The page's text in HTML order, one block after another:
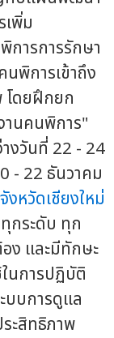
พิ่ม
การการรักษา
พิการเข้าถึง
โดยฝึกยก
นคนพิการ"
งวันที่ 22 - 24
- 22 ธันวาคม
จังหวัดเชียงใหม่
กระดับ ทุก
ง และมีทักษะ
นการปฏิบัติ
บบการดูแล
ะสิทธิภาพ